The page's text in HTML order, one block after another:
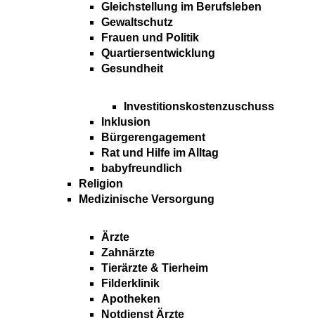
Gleichstellung im Berufsleben
Gewaltschutz
Frauen und Politik
Quartiersentwicklung
Gesundheit
Investitionskostenzuschuss
Inklusion
Bürgerengagement
Rat und Hilfe im Alltag
babyfreundlich
Religion
Medizinische Versorgung
Ärzte
Zahnärzte
Tierärzte & Tierheim
Filderklinik
Apotheken
Notdienst Ärzte